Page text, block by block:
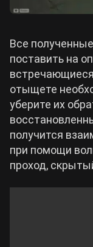
Все
поставить на
отыщете
уберите их
получится
при помощи
проход,